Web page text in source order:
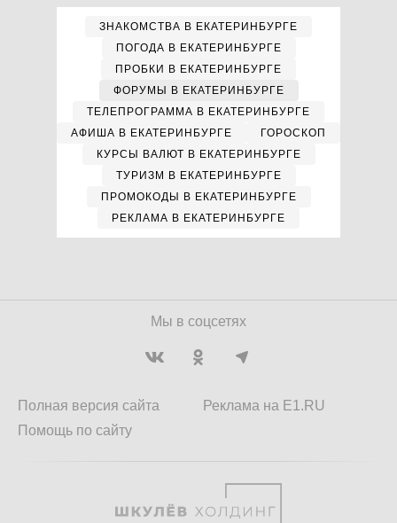
ЗНАКОМСТВА В ЕКАТЕРИНБУРГЕ
ПОГОДА В ЕКАТЕРИНБУРГЕ
ПРОБКИ В ЕКАТЕРИНБУРГЕ
ФОРУМЫ В ЕКАТЕРИНБУРГЕ
ТЕЛЕПРОГРАММА В ЕКАТЕРИНБУРГЕ
АФИША В ЕКАТЕРИНБУРГЕ
ГОРОСКОП
КУРСЫ ВАЛЮТ В ЕКАТЕРИНБУРГЕ
ТУРИЗМ В ЕКАТЕРИНБУРГЕ
ПРОМОКОДЫ В ЕКАТЕРИНБУРГЕ
РЕКЛАМА В ЕКАТЕРИНБУРГЕ
Мы в соцсетях
Полная версия сайта
Помощь по сайту
Реклама на E1.RU